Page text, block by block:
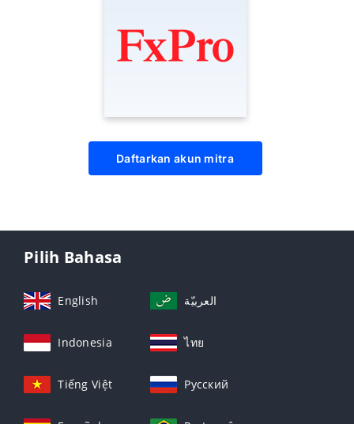
Daftarkan akun mitra
Pilih Bahasa
English العربيّة
Indonesia ไทย
Tiếng Việt Русский